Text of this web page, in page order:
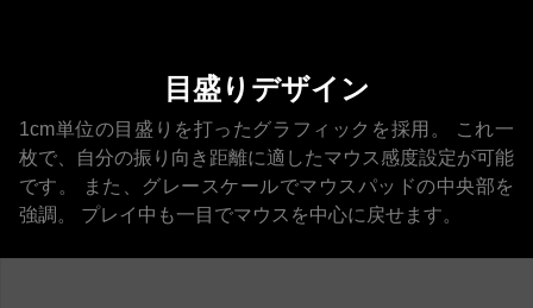
目盛りデザイン
1cm単位の目盛りを打ったグラフィックを採用。
これ一
枚で、自分の振り向き距離に適したマウス感度設定が可能
です。
また、グレースケールでマウスパッドの中央部を
強調。
プレイ中も一目でマウスを中心に戻せます。